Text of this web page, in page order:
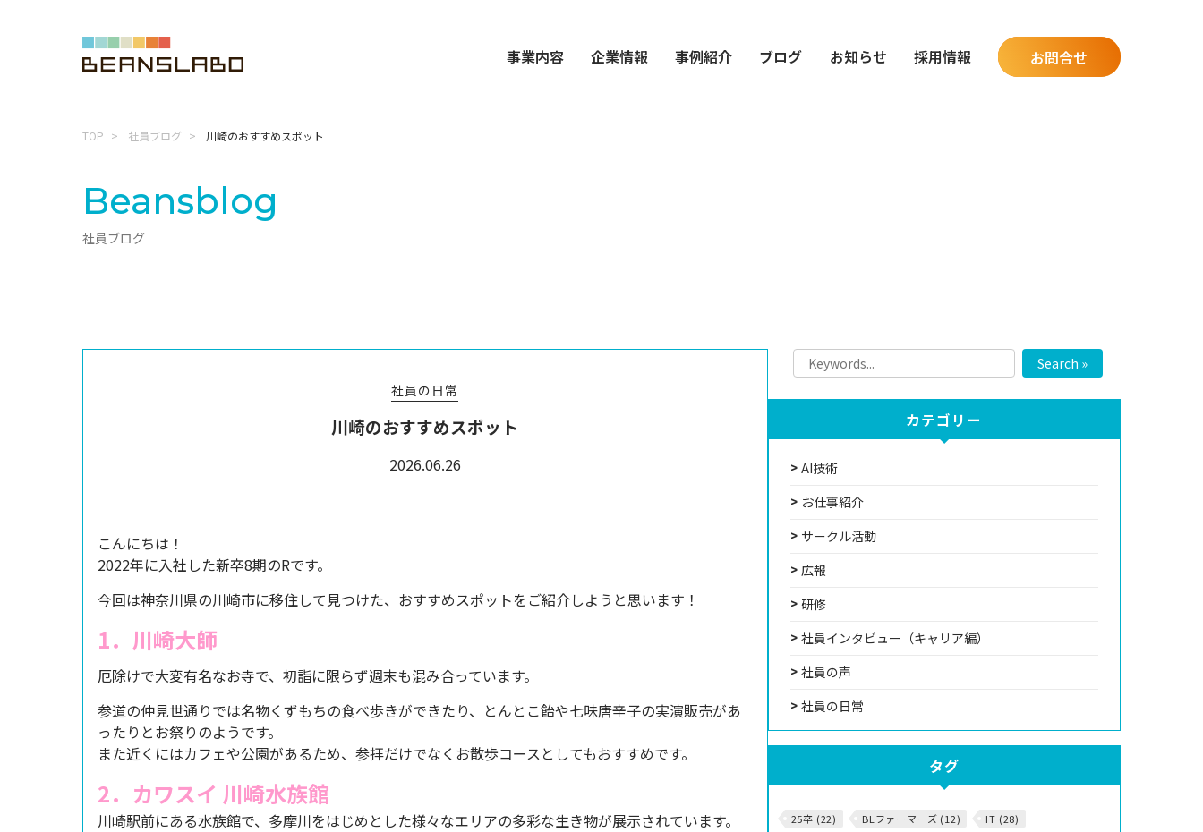
事業内容 企業情報 事例紹介 ブログ お知らせ 採用情報 お問合せ
TOP 社員ブログ 川崎のおすすめスポット
Beansblog
社員ブログ
社員の日常
川崎のおすすめスポット
2026.06.26
こんにちは！
2022年に入社した新卒8期のRです。
今回は神奈川県の川崎市に移住して見つけた、おすすめスポットをご紹介しようと思います！
1．川崎大師
厄除けで大変有名なお寺で、初詣に限らず週末も混み合っています。
参道の仲見世通りでは名物くずもちの食べ歩きができたり、とんとこ飴や七味唐辛子の実演販売があ
ったりとお祭りのようです。
また近くにはカフェや公園があるため、参拝だけでなくお散歩コースとしてもおすすめです。
2．カワスイ 川崎水族館
川崎駅前にある水族館で、多摩川をはじめとした様々なエリアの多彩な生き物が展示されています。
Search »
カテゴリー
AI技術
お仕事紹介
サークル活動
広報
研修
社員インタビュー（キャリア編）
社員の声
社員の日常
タグ
25卒 (22) BLファーマーズ (12) IT (28)